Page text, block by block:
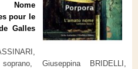
Nome
pour le
Galles
Giuseppina BRIDELLI,